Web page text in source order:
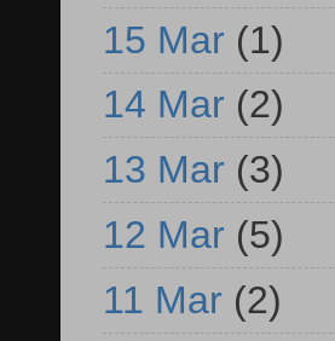
15 Mar (1)
14 Mar (2)
13 Mar (3)
12 Mar (5)
11 Mar (2)